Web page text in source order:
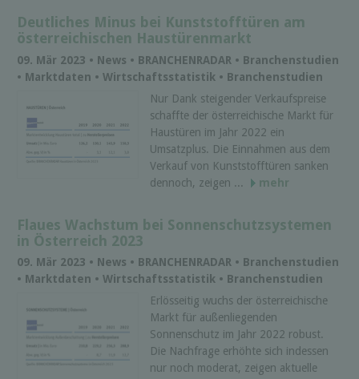
Deutliches Minus bei Kunststofftüren am
österreichischen Haustürenmarkt
09. Mär 2023 • News • BRANCHENRADAR • Branchenstudien
• Marktdaten • Wirtschaftsstatistik • Branchenstudien
Nur Dank steigender Verkaufspreise
schaffte der österreichische Markt für
Haustüren im Jahr 2022 ein
Umsatzplus. Die Einnahmen aus dem
Verkauf von Kunststofftüren sanken
dennoch, zeigen ...
mehr
Flaues Wachstum bei Sonnenschutzsystemen
in Österreich 2023
09. Mär 2023 • News • BRANCHENRADAR • Branchenstudien
• Marktdaten • Wirtschaftsstatistik • Branchenstudien
Erlösseitig wuchs der österreichische
Markt für außenliegenden
Sonnenschutz im Jahr 2022 robust.
Die Nachfrage erhöhte sich indessen
nur noch moderat, zeigen aktuelle